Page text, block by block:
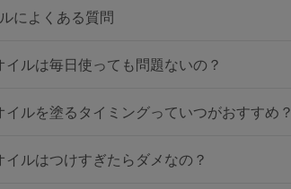
によくある質問
イルは毎日使っても問題ないの？
イルを塗るタイミングっていつがおすすめ？
イルはつけすぎたらダメなの？